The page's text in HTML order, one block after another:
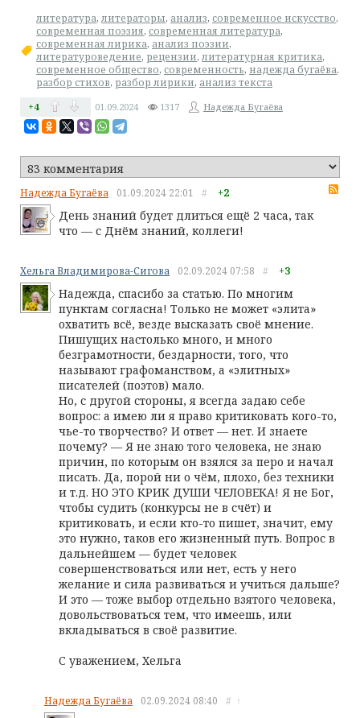
литература, литераторы, анализ, современное искусство,
современная поэзия, современная литература,
современная лирика, анализ поэзии,
литературоведение, рецензии, литературная критика,
современное общество, современность, надежда бугаёва,
разбор стихов, разбор лирики, анализ текста
+4 01.09.2024 1317 Надежда Бугаёва
Надежда Бугаёва 01.09.2024 22:01 # +2
День знаний будет длиться ещё 2 часа, так
что — с Днём знаний, коллеги!
Хельга Владимирова-Сигова 02.09.2024 07:58 # +3
Надежда, спасибо за статью. По многим
пунктам согласна! Только не может «элита»
охватить всё, везде высказать своё мнение.
Пишущих настолько много, и много
безграмотности, бездарности, того, что
называют графоманством, а «элитных»
писателей (поэтов) мало.
Но, с другой стороны, я всегда задаю себе
вопрос: а имею ли я право критиковать кого-то,
чье-то творчество? И ответ — нет. И знаете
почему? — Я не знаю того человека, не знаю
причин, по которым он взялся за перо и начал
писать. Да, порой ни о чём, плохо, без техники
и т.д. НО ЭТО КРИК ДУШИ ЧЕЛОВЕКА! Я не Бог,
чтобы судить (конкурсы не в счёт) и
критиковать, и если кто-то пишет, значит, ему
это нужно, таков его жизненный путь. Вопрос в
дальнейшем — будет человек
совершенствоваться или нет, есть у него
желание и сила развиваться и учиться дальше?
И это — тоже выбор отдельно взятого человека,
довольствоваться тем, что имеешь, или
вкладываться в своё развитие.
С уважением, Хельга
Надежда Бугаёва 02.09.2024 08:40 # ↑